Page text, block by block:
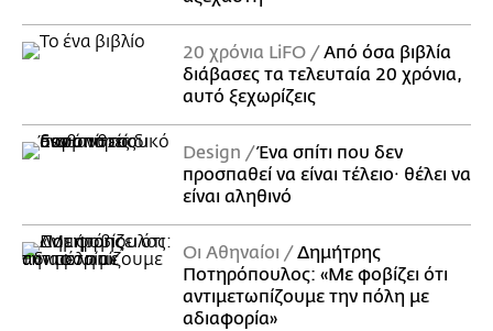
20 χρόνια LiFO
Από όσα βιβλία
διάβασες τα τελευταία 20 χρόνια,
αυτό ξεχωρίζεις
Design
Ένα σπίτι που δεν
προσπαθεί να είναι τέλειο· θέλει να
είναι αληθινό
Οι Αθηναίοι
Δημήτρης
Ποτηρόπουλος: «Με φοβίζει ότι
αντιμετωπίζουμε την πόλη με
αδιαφορία»